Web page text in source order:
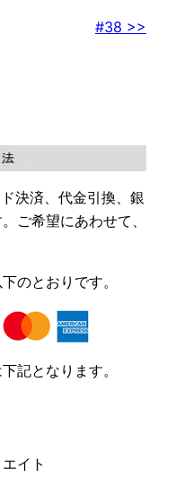
#38 >>
決済、代金引換、銀
ご希望にあわせて、
のとおりです。
記となります。
イト